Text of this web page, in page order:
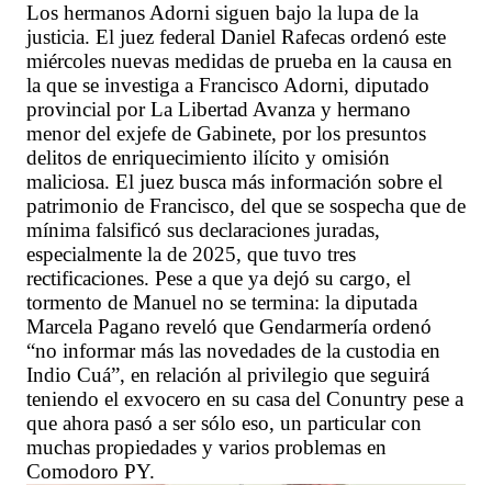
Los hermanos Adorni siguen bajo la lupa de la
justicia. El juez federal Daniel Rafecas ordenó este
miércoles nuevas medidas de prueba en la causa en
la que se investiga a Francisco Adorni, diputado
provincial por La Libertad Avanza y hermano
menor del exjefe de Gabinete, por los presuntos
delitos de enriquecimiento ilícito y omisión
maliciosa. El juez busca más información sobre el
patrimonio de Francisco, del que se sospecha que de
mínima falsificó sus declaraciones juradas,
especialmente la de 2025, que tuvo tres
rectificaciones. Pese a que ya dejó su cargo, el
tormento de Manuel no se termina: la diputada
Marcela Pagano reveló que Gendarmería ordenó
“no informar más las novedades de la custodia en
Indio Cuá”, en relación al privilegio que seguirá
teniendo el exvocero en su casa del Conuntry pese a
que ahora pasó a ser sólo eso, un particular con
muchas propiedades y varios problemas en
Comodoro PY.